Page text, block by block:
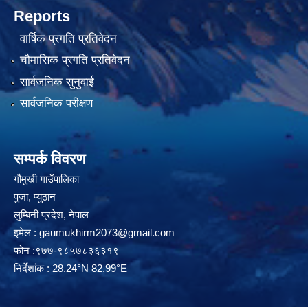
Reports
वार्षिक प्रगति प्रतिवेदन
चौमासिक प्रगति प्रतिवेदन
सार्वजनिक सुनुवाई
सार्वजनिक परीक्षण
सम्पर्क विवरण
गौमुखी गाउँपालिका
पुजा, प्युठान
लुम्बिनी प्रदेश, नेपाल
इमेल : gaumukhirm2073@gmail.com
फोन :९७७-९८५७८३६३१९
निर्देशांक : 28.24°N 82.99°E